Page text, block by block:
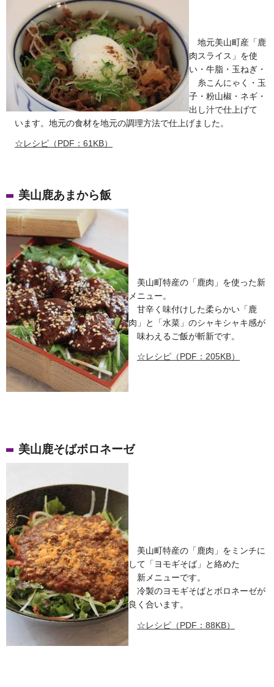
地元美山町産「鹿
肉スライス」を使
い・牛脂・玉ねぎ・
糸こんにゃく・玉
子・粉山椒・ネギ・
出し汁で仕上げて
います。地元の食材を地元の調理方法で仕上げました。
☆レシピ（PDF：61KB）
美山鹿あまから飯
美山町特産の「鹿肉」を使った新
メニュー。
甘辛く味付けした柔らかい「鹿
肉」と「水菜」のシャキシャキ感が
味わえるご飯が斬新です。
☆レシピ（PDF：205KB）
美山鹿そばボロネーゼ
美山町特産の「鹿肉」をミンチに
して「ヨモギそば」と絡めた
新メニューです。
冷製のヨモギそばとボロネーゼが
良く合います。
☆レシピ（PDF：88KB）